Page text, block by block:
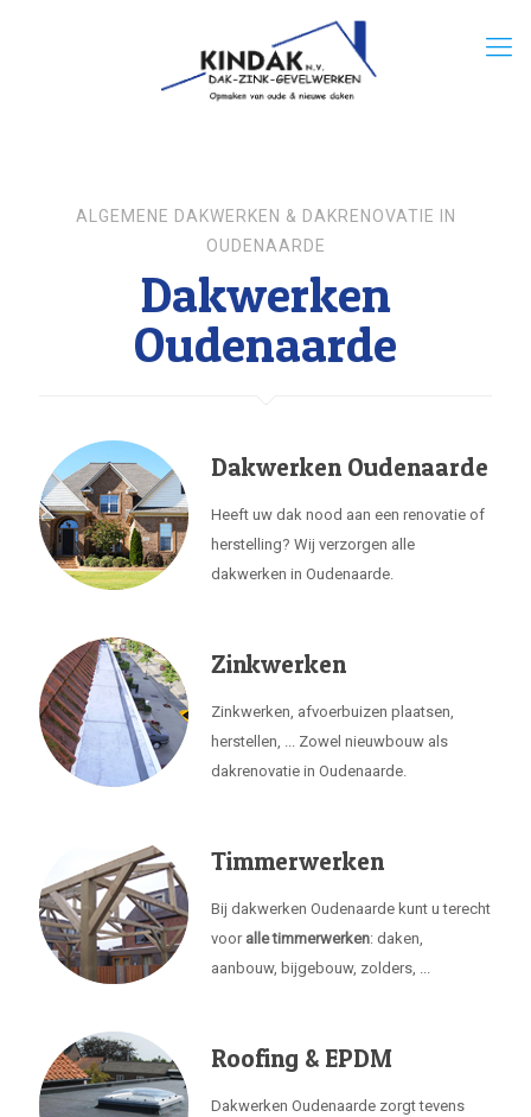
ALGEMENE DAKWERKEN & DAKRENOVATIE IN
OUDENAARDE
Dakwerken
Oudenaarde
Dakwerken Oudenaarde
Heeft uw dak nood aan een renovatie of
herstelling? Wij verzorgen alle
dakwerken in Oudenaarde.
Zinkwerken
Zinkwerken, afvoerbuizen plaatsen,
herstellen, ... Zowel nieuwbouw als
dakrenovatie in Oudenaarde.
Timmerwerken
Bij dakwerken Oudenaarde kunt u terecht
voor alle timmerwerken: daken,
aanbouw, bijgebouw, zolders, ...
Roofing & EPDM
Dakwerken Oudenaarde zorgt tevens